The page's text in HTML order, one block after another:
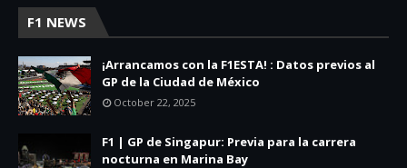
F1 NEWS
¡Arrancamos con la F1ESTA! : Datos previos al
GP de la Ciudad de México
October 22, 2025
F1 | GP de Singapur: Previa para la carrera
nocturna en Marina Bay